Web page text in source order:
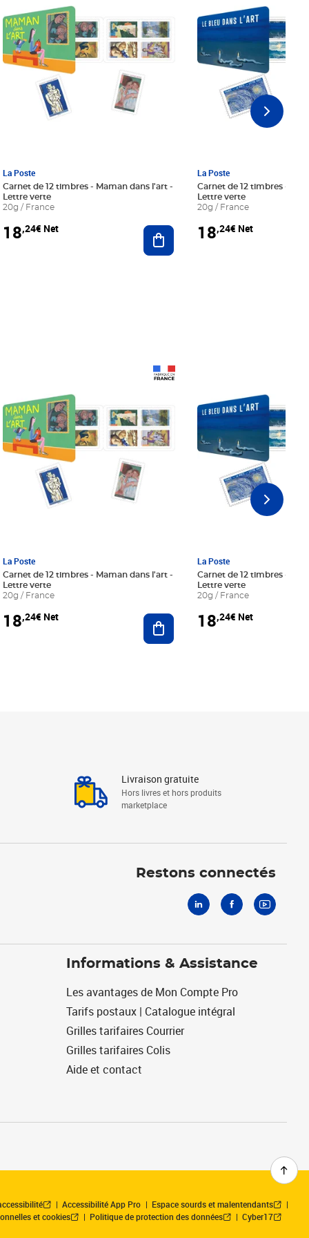
au panier
La Poste
Carnet de 12 timbres - Maman dans l'art -
Lettre verte
20g / France
18,24€ Net Ajouter au panier
La Poste
Carnet de 12 timbres - Le
Lettre verte
20g / France
18,24€ Net
au panier
La Poste
Carnet de 12 timbres - Maman dans l'art -
Lettre verte
20g / France
18,24€ Net Ajouter au panier
La Poste
Carnet de 12 timbres - Le
Lettre verte
20g / France
18,24€ Net
Livraison gratuite
Hors livres et hors produits
marketplace
Restons connectés
Informations & Assistance
Les avantages de Mon Compte Pro
Tarifs postaux | Catalogue intégral
Grilles tarifaires Courrier
Grilles tarifaires Colis
Aide et contact
Accessibilité App Pro
Espace sourds et malentendants
et cookies
Politique de protection des données Cyber17